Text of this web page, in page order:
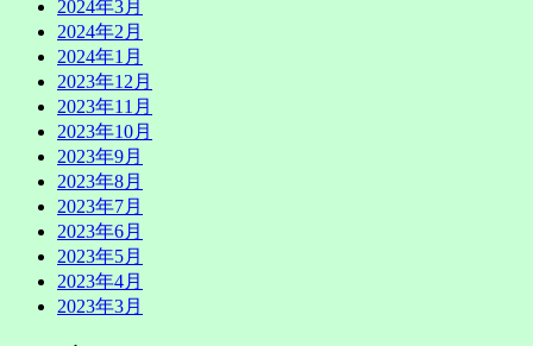
2024年3月
2024年2月
2024年1月
2023年12月
2023年11月
2023年10月
2023年9月
2023年8月
2023年7月
2023年6月
2023年5月
2023年4月
2023年3月